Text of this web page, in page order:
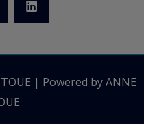
| Powered by ANNE